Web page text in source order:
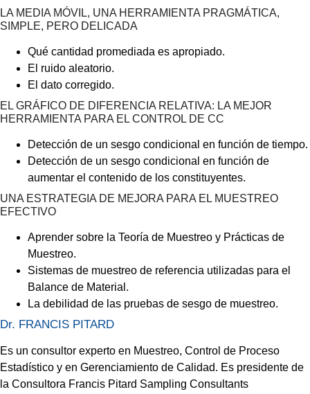
LA MEDIA MÓVIL, UNA HERRAMIENTA PRAGMÁTICA,
SIMPLE, PERO DELICADA
Qué cantidad promediada es apropiado.
El ruido aleatorio.
El dato corregido.
EL GRÁFICO DE DIFERENCIA RELATIVA: LA MEJOR
HERRAMIENTA PARA EL CONTROL DE CC
Detección de un sesgo condicional en función de tiempo.
Detección de un sesgo condicional en función de
aumentar el contenido de los constituyentes.
UNA ESTRATEGIA DE MEJORA PARA EL MUESTREO
EFECTIVO
Aprender sobre la Teoría de Muestreo y Prácticas de
Muestreo.
Sistemas de muestreo de referencia utilizadas para el
Balance de Material.
La debilidad de las pruebas de sesgo de muestreo.
Dr. FRANCIS PITARD
Es un consultor experto en Muestreo, Control de Proceso
Estadístico y en Gerenciamiento de Calidad. Es presidente de
la Consultora Francis Pitard Sampling Consultants